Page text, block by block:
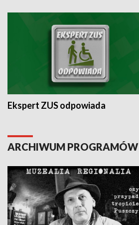
Ekspert ZUS odpowiada
ARCHIWUM PROGRAMÓW